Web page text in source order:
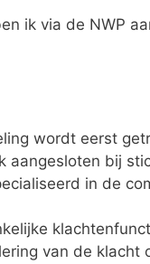
ik via de NWP
wordt eerst
aangesloten bij
in de
van de